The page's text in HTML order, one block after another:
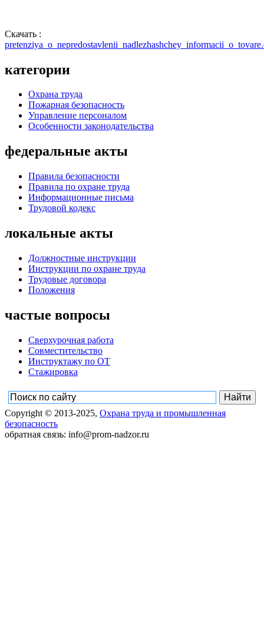
Скачать :
категории
Охрана труда
Пожарная безопасность
Управление персоналом
Особенности законодательства
федеральные акты
Правила безопасности
Правила по охране труда
Информационные письма
Трудовой кодекс
локальные акты
Должностные инструкции
Инструкции по охране труда
Трудовые договора
Положения
частые вопросы
Сверхурочная работа
Совместительство
Инструктажу по ОТ
Стажировка
Copyright © 2013-2025, Охрана труда и промышленная
безопасность
обратная связь: info@prom-nadzor.ru